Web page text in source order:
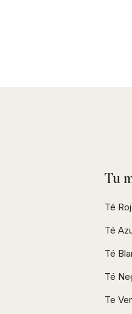
Tu
Té
Té
Té
Té
Te